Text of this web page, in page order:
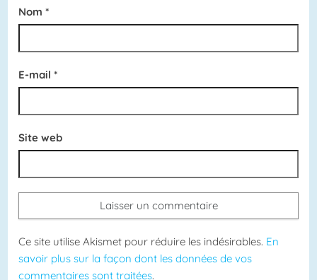
Nom*
E-mail*
Site web
Ce site utilise Akismet pour réduire les indésirables. En
savoir plus sur la façon dont les données de vos
commentaires sont traitées.